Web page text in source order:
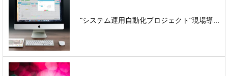
“システム運用自動化プロジェクト”現場導...